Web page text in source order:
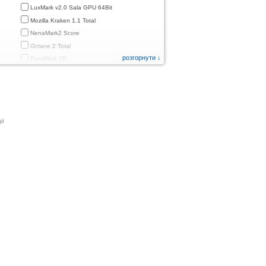
LuxMark v2.0 Sala GPU 64Bit
Mozilla Kraken 1.1 Total
NenaMark2 Score
Octane 2 Total
PassMark 2D
розгорнути ↓